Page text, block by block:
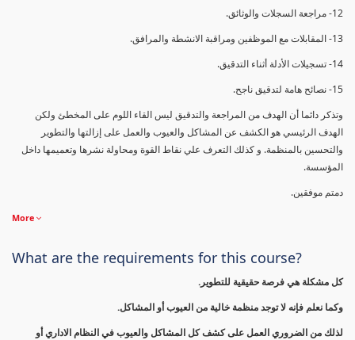
12- مراجعة السجلات والوثائق.
13- المقابلات مع الموظفين ومراقبة الانشطة والمرافق.
14- تسجيلات الأدلة أثناء التدقيق.
15- نصائح هامة لتدقيق ناجح.
وتذكر دائما أن الهدف من المراجعة والتدقيق ليس القاء اللوم على المخطئ ولكن
الهدف الرئيسي هو الكشف عن المشاكل والعيوب والعمل على إزالتها والتطوير
والتحسين بالمنظمة. و كذلك التعرف علي نقاط القوة ومحاولة نشرها وتعميمها داخل
المؤسسة.
دمتم موفقين.
More
What are the requirements for this course?
كل مشكلة هي فرصة حقيقية للتطوير.
وكما نعلم فإنه لا توجد منظمة خالية من العيوب أو المشاكل.
لذلك من الضروري العمل على كشف كل المشاكل والعيوب في النظام الاداري أو